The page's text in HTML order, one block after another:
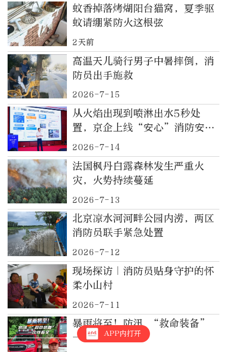
蚊香掉落烤煳阳台猫窝，夏季驱
蚊请绷紧防火这根弦
2天前
高温天儿骑行男子中暑摔倒，消
防员出手施救
2026-7-15
从火焰出现到喷淋出水5秒处
置，京企上线“安心”消防安全
大模型
2026-7-14
法国枫丹白露森林发生严重火
灾，火势持续蔓延
2026-7-13
北京凉水河河畔公园内涝，两区
消防员联手紧急处置
2026-7-12
现场探访｜消防员贴身守护的怀
柔小山村
2026-7-11
暴雨将至！防汛 “救命装备”
一次性看全APP内打开